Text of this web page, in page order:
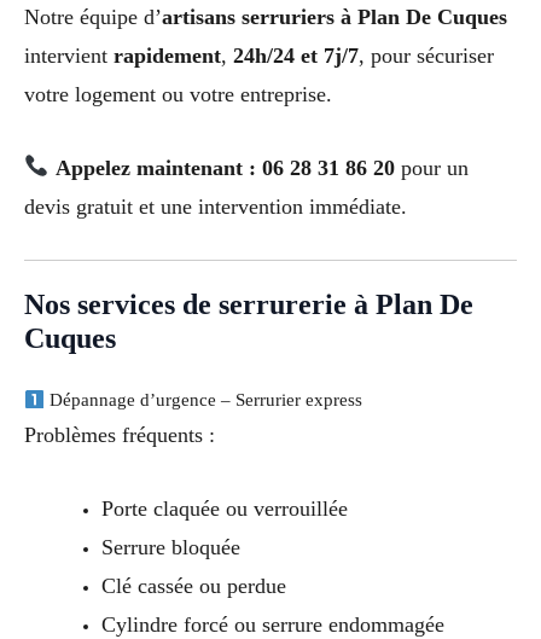
Notre équipe d’artisans serruriers à Plan De Cuques
intervient rapidement, 24h/24 et 7j/7, pour sécuriser
votre logement ou votre entreprise.
Appelez maintenant : 06 28 31 86 20pour un
devis gratuit et une intervention immédiate.
Nos services de serrurerie à Plan De
Cuques
Dépannage d’urgence – Serrurier express
Problèmes fréquents :
Porte claquée ou verrouillée
Serrure bloquée
Clé cassée ou perdue
Cylindre forcé ou serrure endommagée